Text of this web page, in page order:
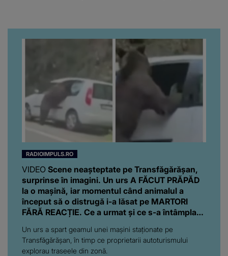
obrazul.”
RADIOIMPULS.RO
VIDEO Scene neașteptate pe Transfăgărășan,
surprinse în imagini. Un urs A FĂCUT PRĂPĂD
la o mașină, iar momentul când animalul a
început să o distrugă i-a lăsat pe MARTORI
FĂRĂ REACȚIE. Ce a urmat și ce s-a întâmplat
Un urs a spart geamul unei mașini staționate pe
Transfăgărășan, în timp ce proprietarii autoturismului
explorau traseele din zonă.